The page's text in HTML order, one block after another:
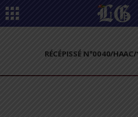
RÉCÉPISSÉ N°0040/